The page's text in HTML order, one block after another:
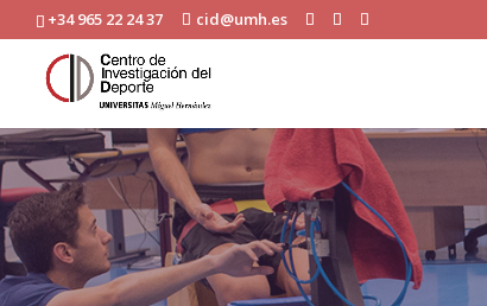
+34 965 22 24 37 cid@umh.es